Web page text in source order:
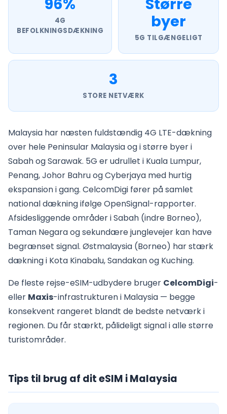
96%
4G
BEFOLKNINGSDÆKNING
Større
byer
5G TILGÆNGELIGT
3
STORE NETVÆRK
Malaysia har næsten fuldstændig 4G LTE-dækning
over hele Peninsular Malaysia og i større byer i
Sabah og Sarawak. 5G er udrullet i Kuala Lumpur,
Penang, Johor Bahru og Cyberjaya med hurtig
ekspansion i gang. CelcomDigi fører på samlet
national dækning ifølge OpenSignal-rapporter.
Afsidesliggende områder i Sabah (indre Borneo),
Taman Negara og sekundære junglevejer kan have
begrænset signal. Østmalaysia (Borneo) har stærk
dækning i Kota Kinabalu, Sandakan og Kuching.
De fleste rejse-eSIM-udbydere bruger CelcomDigi-
eller Maxis-infrastrukturen i Malaysia — begge
konsekvent rangeret blandt de bedste netværk i
regionen. Du får stærkt, pålideligt signal i alle større
turistområder.
Tips til brug af dit eSIM i Malaysia